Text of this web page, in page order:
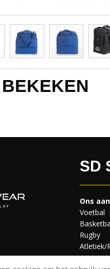
SD
Ons
Voetbal
Rugby
Atletiek/